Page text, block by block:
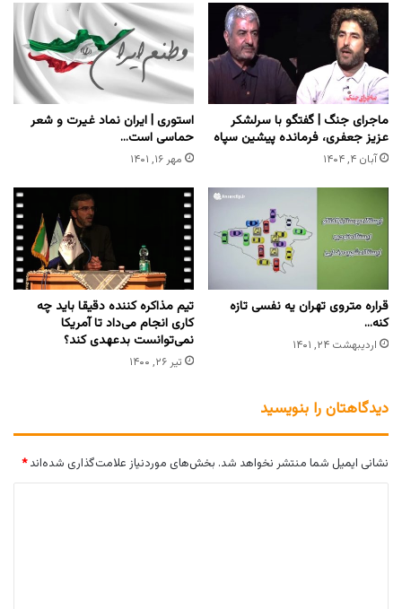
ماجرای جنگ | گفتگو با سرلشکر
عزیز جعفری، فرمانده پیشین سپاه
آبان ۴, ۱۴۰۴
استوری | ایران نماد غیرت و شعر
حماسی است…
مهر ۱۶, ۱۴۰۱
قراره متروی تهران یه نفسی تازه
کنه…
اردیبهشت ۲۴, ۱۴۰۱
تیم مذاکره کننده دقیقا باید چه
کاری انجام می‌داد تا آمریکا
نمی‌توانست بدعهدی کند؟
تیر ۲۶, ۱۴۰۰
دیدگاهتان را بنویسید
نشانی ایمیل شما منتشر نخواهد شد. بخش‌های موردنیاز علامت‌گذاری شده‌اند*